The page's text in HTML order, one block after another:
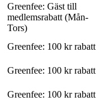
Greenfee: Gäst till
medlemsrabatt (Mån-
Tors)
Greenfee: 100 kr rabatt
Greenfee: 100 kr rabatt
Greenfee: 100 kr rabatt